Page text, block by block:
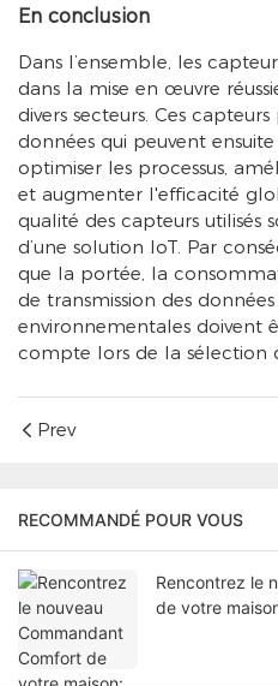
En conclusion
Dans l’ensemble, les
dans la mise en œuvre
divers secteurs. Ces
données qui peuvent
optimiser les processus,
et augmenter l'efficacité
qualité des capteurs utilisés
d’une solution IoT. Par
que la portée, la
de transmission des
environnementales doivent
compte lors de la sélection
Prev
RECOMMANDÉ POUR VOUS
Rencontrez le
de votre